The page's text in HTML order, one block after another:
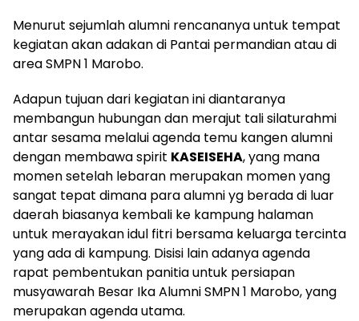
Menurut sejumlah alumni rencananya untuk tempat
kegiatan akan adakan di Pantai permandian atau di
area SMPN 1 Marobo.
Adapun tujuan dari kegiatan ini diantaranya
membangun hubungan dan merajut tali silaturahmi
antar sesama melalui agenda temu kangen alumni
dengan membawa spirit KASEISEHA, yang mana
momen setelah lebaran merupakan momen yang
sangat tepat dimana para alumni yg berada di luar
daerah biasanya kembali ke kampung halaman
untuk merayakan idul fitri bersama keluarga tercinta
yang ada di kampung. Disisi lain adanya agenda
rapat pembentukan panitia untuk persiapan
musyawarah Besar Ika Alumni SMPN 1 Marobo, yang
merupakan agenda utama.